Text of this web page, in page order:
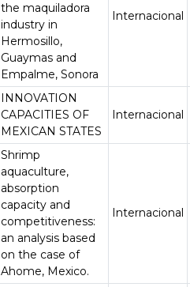
the maquiladora
industry in
Hermosillo,
Guaymas and
Empalme, Sonora
Internacional
INNOVATION
CAPACITIES OF
MEXICAN STATES
Internacional
Shrimp
aquaculture,
absorption
capacity and
competitiveness:
an analysis based
on the case of
Ahome, Mexico.
Internacional